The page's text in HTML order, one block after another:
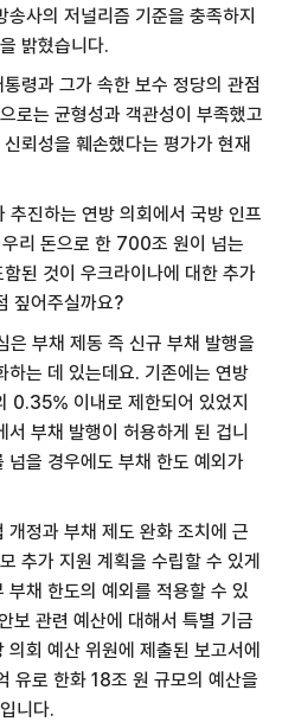
사의 저널리즘 기준을 충족하지
밝혔습니다.
령과 그가 속한 보수 정당의 관점
로는 균형성과 객관성이 부족했고
뢰성을 훼손했다는 평가가 현재
추진하는 연방 의회에서 국방 인프
리 돈으로 한 700조 원이 넘는
된 것이 우크라이나에 대한 추가
짚어주실까요?
부채 제동 즉 신규 부채 발행을
는 데 있는데요. 기존에는 연방
0.35% 이내로 제한되어 있었지
부채 발행이 허용하게 된 겁니
을 경우에도 부채 한도 예외가
정과 부채 제도 완화 조치에 근
추가 지원 계획을 수립할 수 있게
채 한도의 예외를 적용할 수 있
보 관련 예산에 대해서 특별 기금
회 예산 위원에 제출된 보고서에
유로 한화 18조 원 규모의 예산을
니다.